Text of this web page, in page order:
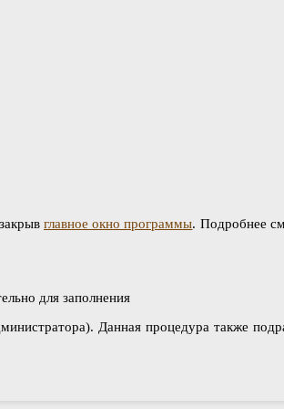
главное окно программы. Подробнее
для заполнения
Данная процедура также